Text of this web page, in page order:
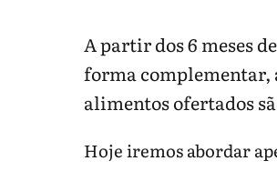
A partir dos 6 meses
forma complementar,
alimentos ofertados
Hoje iremos abordar